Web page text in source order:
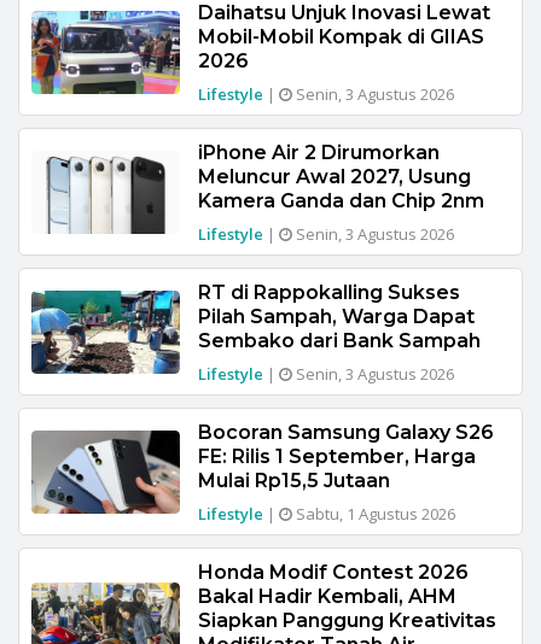
Daihatsu Unjuk Inovasi Lewat
Mobil-Mobil Kompak di GIIAS
2026
Lifestyle | Senin, 3 Agustus 2026
iPhone Air 2 Dirumorkan
Meluncur Awal 2027, Usung
Kamera Ganda dan Chip 2nm
Lifestyle | Senin, 3 Agustus 2026
RT di Rappokalling Sukses
Pilah Sampah, Warga Dapat
Sembako dari Bank Sampah
Lifestyle | Senin, 3 Agustus 2026
Bocoran Samsung Galaxy S26
FE: Rilis 1 September, Harga
Mulai Rp15,5 Jutaan
Lifestyle | Sabtu, 1 Agustus 2026
Honda Modif Contest 2026
Bakal Hadir Kembali, AHM
Siapkan Panggung Kreativitas